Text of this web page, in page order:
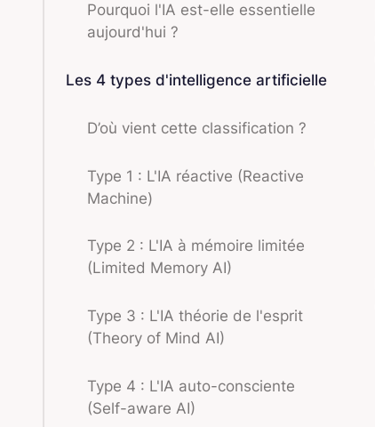
Pourquoi l'IA est-elle essentielle
aujourd'hui ?
Les 4 types d'intelligence artificielle
D’où vient cette classification ?
Type 1 : L'IA réactive (Reactive
Machine)
Type 2 : L'IA à mémoire limitée
(Limited Memory AI)
Type 3 : L'IA théorie de l'esprit
(Theory of Mind AI)
Type 4 : L'IA auto-consciente
(Self-aware AI)